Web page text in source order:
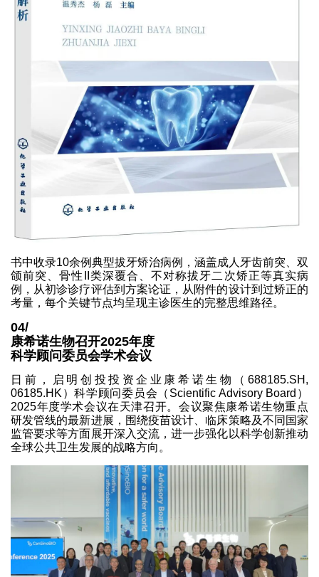
书中收录10余例典型拔牙矫治病例，涵盖成人牙齿前突、双
颌前突、骨性II类深覆合、不对称拔牙二次矫正等真实病
例，从初诊诊疗评估到方案论证，从附件的设计到过矫正的
考量，每个关键节点均呈现主诊医生的完整思维路径。
04/
康希诺生物召开2025年度
科学顾问委员会学术会议
日前，启明创投投资企业康希诺生物（688185.SH,
06185.HK）科学顾问委员会（Scientific Advisory Board）
2025年度学术会议在天津召开。会议聚焦康希诺生物重点
研发管线的最新进展，围绕疫苗设计、临床策略及不同国家
监管要求等方面展开深入交流，进一步强化以科学创新推动
全球公共卫生发展的战略方向。